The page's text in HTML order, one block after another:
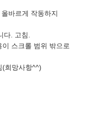
바르게 작동하지
. 고침.
스크롤 범위 밖으로
희망사항^^)